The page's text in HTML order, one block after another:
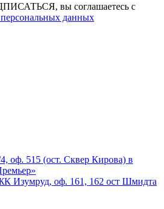
вы соглашаетесь с
данных
оф. 515 (ост. Сквер Кирова) в
Изумруд, оф. 161, 162 ост Шмидта